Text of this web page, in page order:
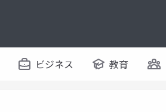
ビジネス 教育